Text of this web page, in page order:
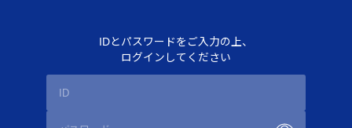
IDとパスワードをご入力の上、
ログインしてください